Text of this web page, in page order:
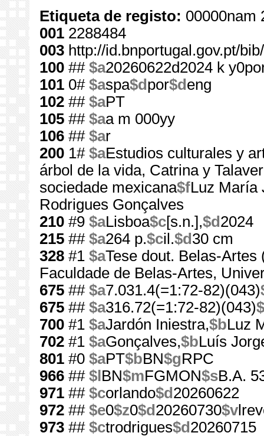
Etiqueta de registo: 00000nam
001 2288484
003 http://id.bnportugal.gov.pt/
100 ## $a20260622d2024 k
101 0# $aspa$d por$d eng
102 ## $aPT
105 ## $aa m 000yy
106 ## $ar
200 1# $aEstudios culturales y
árbol de la vida, Catrina y
sociedade mexicana$fLuz María
Rodrigues Gonçalves
210 #9 $aLisboa$c[s.n.],$d 2024
215 ## $a264 p.$cil.$d 30 cm
328 #1 $aTese dout. Belas-
Faculdade de Belas-Artes,
675 ## $a7.031.4(=1:72-82)(043)
675 ## $a316.72(=1:72-82)(043)
700 #1 $aJardón Iniestra,$bLuz
702 #1 $aGonçalves,$bLuís
801 #0 $aPT$bBN$gRPC
966 ## $l BN$mFGMON$sB.A.
971 ## $corlando$d 20260622
972 ## $e0$z0$d 20260730$v
973 ## $ctrodrigues$d 20260715